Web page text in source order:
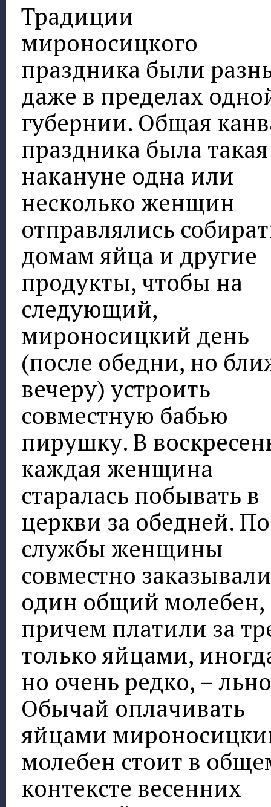
Традиции
мироносицкого
праздника были
даже в пределах
губернии. Общая
праздника была
накануне одна или
несколько женщин
отправлялись
домам яйца и другие
продукты, чтобы на
следующий,
мироносицкий день
(после обедни, но
вечеру) устроить
совместную бабью
пирушку. В
каждая женщина
старалась побывать в
церкви за обедней.
службы женщины
совместно заказывали
один общий молебен,
причем платили за
только яйцами,
но очень редко, –
Обычай оплачивать
яйцами
молебен стоит в
контексте весенних